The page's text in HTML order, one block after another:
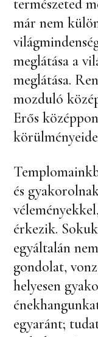
természeted
már nem
meglátása a
meglátása.
mozduló
Erős
és
érkezik.
egyáltalán
gondolat,
helyesen
egyaránt;